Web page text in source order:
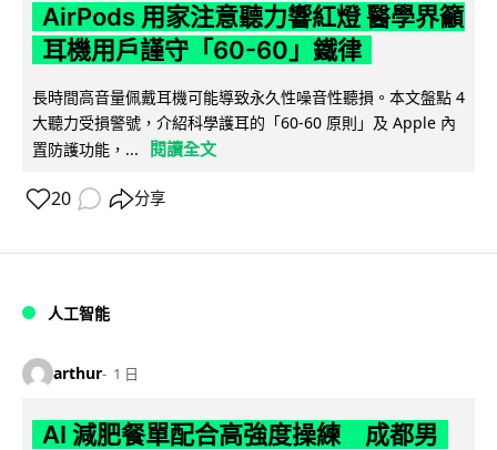
AirPods 用家注意聽力響紅燈 醫學界籲
耳機用戶謹守「60-60」鐵律
長時間高音量佩戴耳機可能導致永久性噪音性聽損。本文盤點 4
大聽力受損警號，介紹科學護耳的「60-60 原則」及 Apple 內
置防護功能，...
閱讀全文
20 分享
人工智能
arthur 1 日
AI 減肥餐單配合高強度操練 成都男